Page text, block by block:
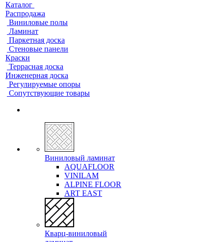
Каталог
Распродажа
Виниловые полы
Ламинат
Паркетная доска
Стеновые панели
Краски
Террасная доска
Инженерная доска
Регулируемые опоры
Сопутствующие товары
Виниловый ламинат
AQUAFLOOR
VINILAM
ALPINE FLOOR
ART EAST
Кварц-виниловый